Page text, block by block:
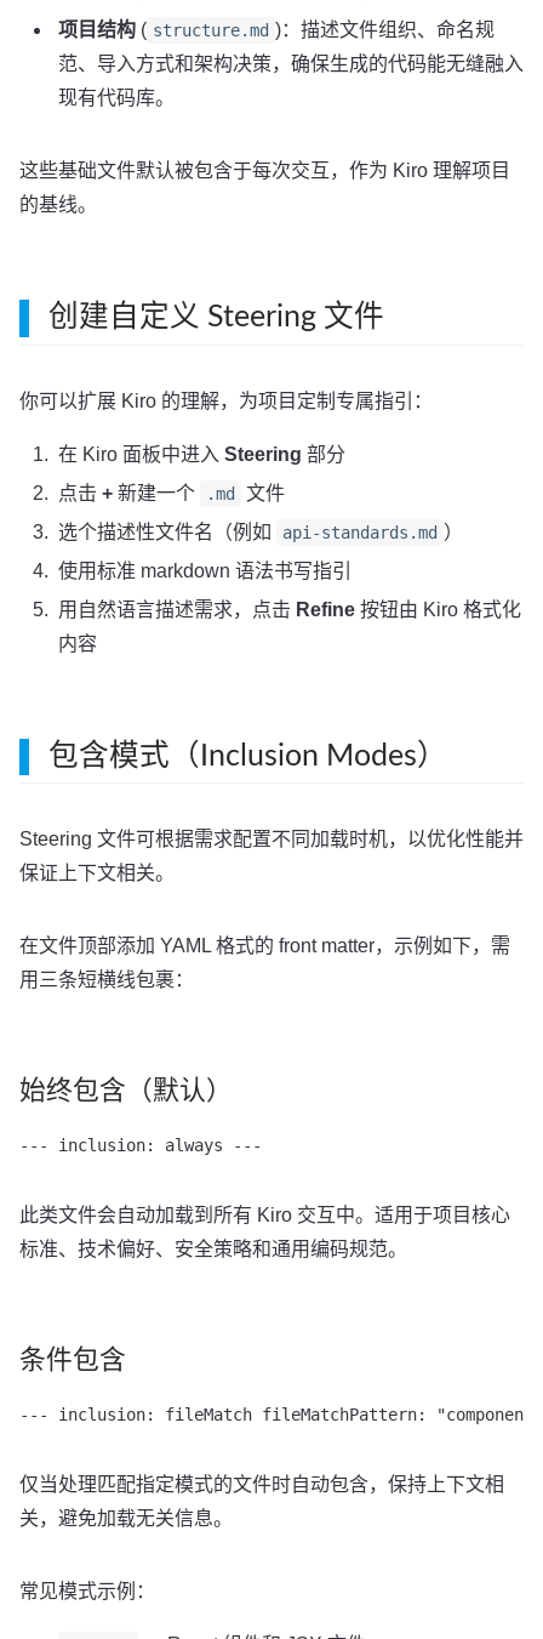
项目结构 ( structure.md )：描述文件组织、命名规
范、导入方式和架构决策，确保生成的代码能无缝融入
现有代码库。
这些基础文件默认被包含于每次交互，作为 Kiro 理解项目
的基线。
创建自定义 Steering 文件
你可以扩展 Kiro 的理解，为项目定制专属指引：
在 Kiro 面板中进入 Steering 部分
点击 + 新建一个 .md
文件
选个描述性文件名（例如
api-standards.md ）
使用标准 markdown 语法书写指引
用自然语言描述需求，点击 Refine 按钮由 Kiro 格式化
内容
包含模式（Inclusion Modes）
Steering 文件可根据需求配置不同加载时机，以优化性能并
保证上下文相关。
在文件顶部添加 YAML 格式的 front matter，示例如下，需
用三条短横线包裹：
始终包含（默认）
--- inclusion: always ---
此类文件会自动加载到所有 Kiro 交互中。适用于项目核心
标准、技术偏好、安全策略和通用编码规范。
条件包含
--- inclusion: fileMatch fileMatchPattern:
仅当处理匹配指定模式的文件时自动包含，保持上下文相
关，避免加载无关信息。
常见模式示例：